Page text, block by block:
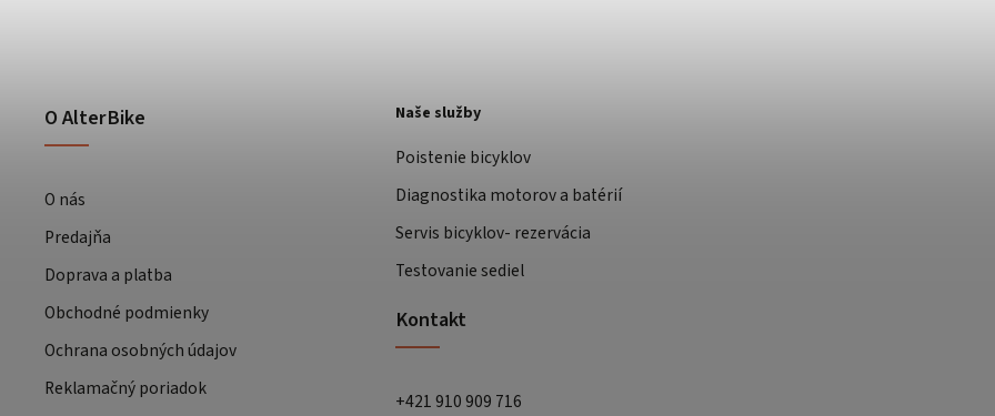
O AlterBike
O nás
Predajňa
Doprava a platba
Obchodné podmienky
Ochrana osobných údajov
Reklamačný poriadok
Naše služby
Poistenie bicyklov
Diagnostika motorov a batérií
Servis bicyklov- rezervácia
Testovanie sediel
Kontakt
+421 910 909 716